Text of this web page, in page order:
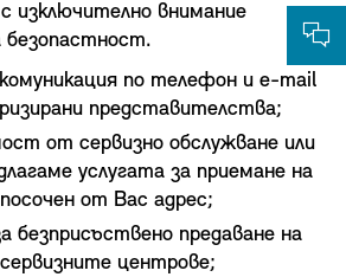
изключително внимание
по телефон и e-mail
представителства;
от сервизно обслужване или
услугата за приемане на
от Вас адрес;
безприсъствено предаване на
центрове;